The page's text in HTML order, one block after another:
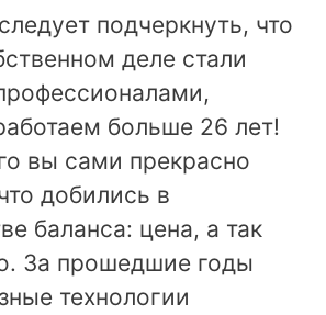
подчеркнуть, что
деле стали
больше 26 лет!
вы сами прекрасно
добились в
баланса: цена, а так
За прошедшие годы
технологии